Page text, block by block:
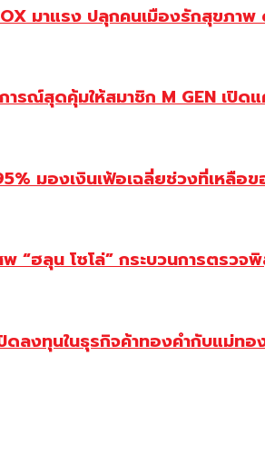
มาแรง ปลุกคนเมืองรักสุขภาพ
ารณ์สุดคุ้มให้สมาชิก M GEN เปิ
มองเงินเฟ้อเฉลี่ยช่วงที่เหลื
ฮลุน โซโล่” กระบวนการตรวจ
ลงทุนในธุรกิจค้าทองคำกับแม่